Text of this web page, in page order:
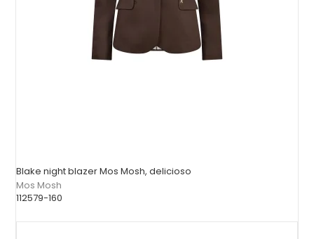
Blake night blazer Mos Mosh, delicioso
Mos Mosh
112579-160